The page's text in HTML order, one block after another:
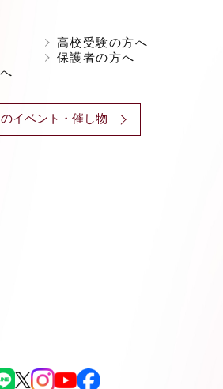
高校受験の方へ
保護者の方へ
イベント・催し物